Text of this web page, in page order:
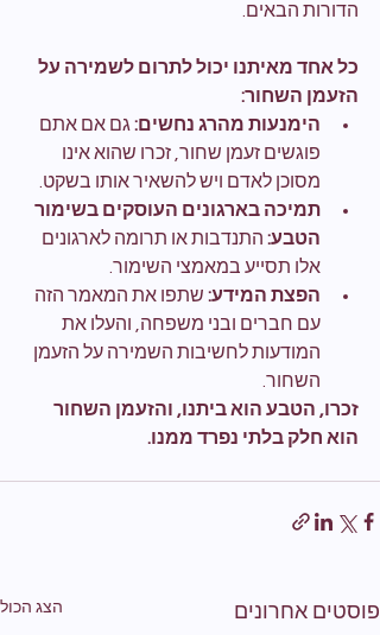
הדורות הבאים.
כל אחד מאיתנו יכול לתרום לשמירה על
הזעמן השחור:
הימנעות מהרג נחשים: גם אם אתם
פוגשים זעמן שחור, זכרו שהוא אינו
מסוכן לאדם ויש להשאיר אותו בשקט.
תמיכה בארגונים העוסקים בשימור
הטבע: התנדבות או תרומה לארגונים
אלו תסייע במאמצי השימור.
הפצת המידע: שתפו את המאמר הזה
עם חברים ובני משפחה, והעלו את
המודעות לחשיבות השמירה על הזעמן
השחור.
זכרו, הטבע הוא ביתנו, והזעמן השחור
הוא חלק בלתי נפרד ממנו.
פוסטים אחרונים הצג הכול